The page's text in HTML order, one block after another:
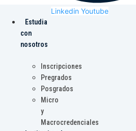
Linkedin Youtube
Estudia
con
nosotros
Inscripciones
Pregrados
Posgrados
Micro
y
Macrocredenciales